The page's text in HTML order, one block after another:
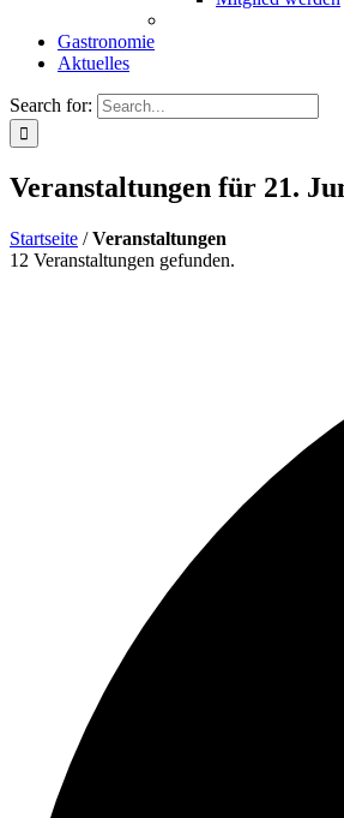
Gastronomie
Aktuelles
Search for:
Veranstaltungen für 21.
Startseite /Veranstaltungen
12 Veranstaltungen gefunden.